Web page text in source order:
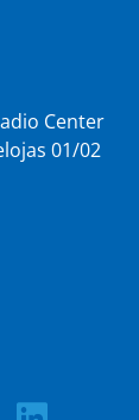
Center
01/02